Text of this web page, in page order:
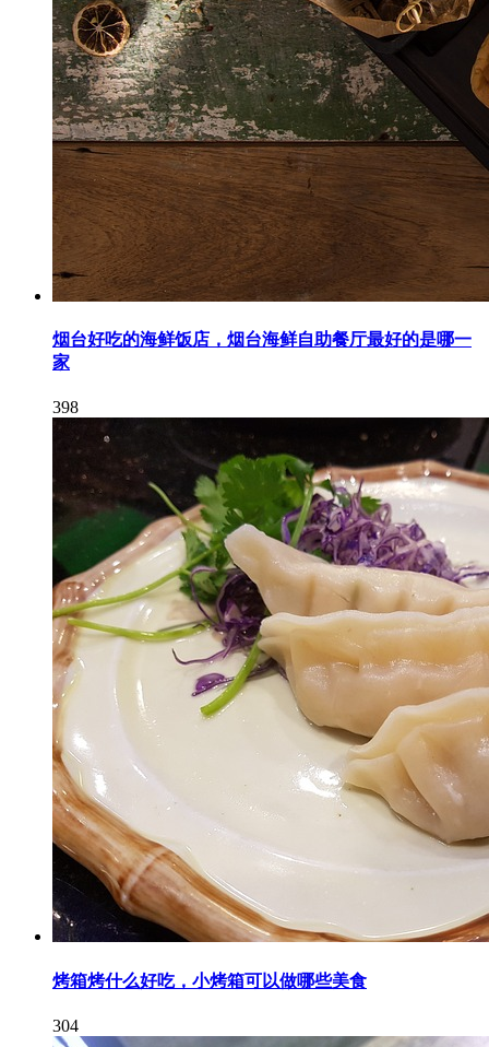
烟台好吃的海鲜饭店，烟台海鲜自助餐厅最好的是哪一
家
398
烤箱烤什么好吃，小烤箱可以做哪些美食
304